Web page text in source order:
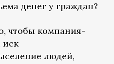
денег у граждан?
чтобы компания-
иск
людей,